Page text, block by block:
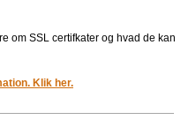
om SSL certifkater og hvad de kan
Klik her.